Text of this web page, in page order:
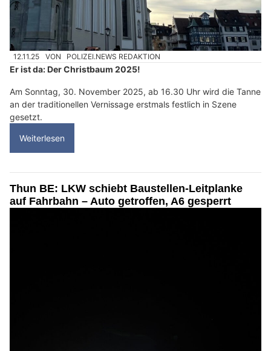
12.11.25 VON POLIZEI.NEWS REDAKTION
Er ist da: Der Christbaum 2025!
Am Sonntag, 30. November 2025, ab 16.30 Uhr wird die Tanne
an der traditionellen Vernissage erstmals festlich in Szene
gesetzt.
Weiterlesen
Thun BE: LKW schiebt Baustellen-Leitplanke
auf Fahrbahn – Auto getroffen, A6 gesperrt